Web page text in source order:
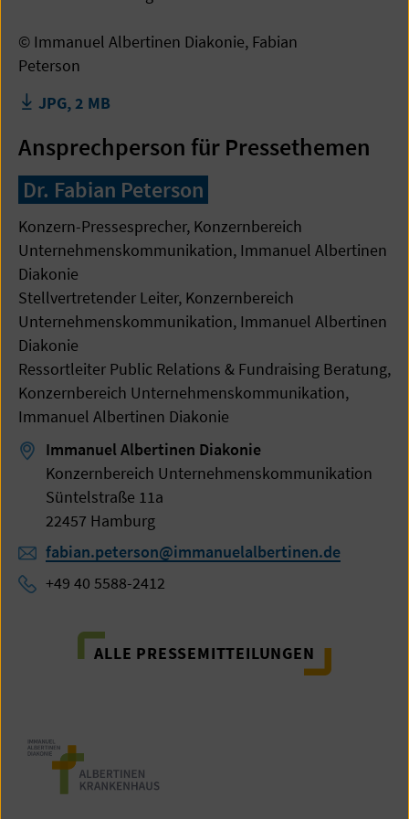
© Immanuel Albertinen Diakonie, Fabian
Peterson
JPG, 2 MB
Ansprechperson für Pressethemen
Dr. Fabian Peterson
Konzern-Pressesprecher, Konzernbereich
Unternehmenskommunikation, Immanuel Albertinen
Diakonie
Stellvertretender Leiter, Konzernbereich
Unternehmenskommunikation, Immanuel Albertinen
Diakonie
Ressortleiter Public Relations & Fundraising Beratung,
Konzernbereich Unternehmenskommunikation,
Immanuel Albertinen Diakonie
Immanuel Albertinen Diakonie
Konzernbereich Unternehmenskommunikation
Süntelstraße 11a
22457 Hamburg
fabian.peterson@immanuelalbertinen.de
+49 40 5588-2412
ALLE PRESSEMITTEILUNGEN